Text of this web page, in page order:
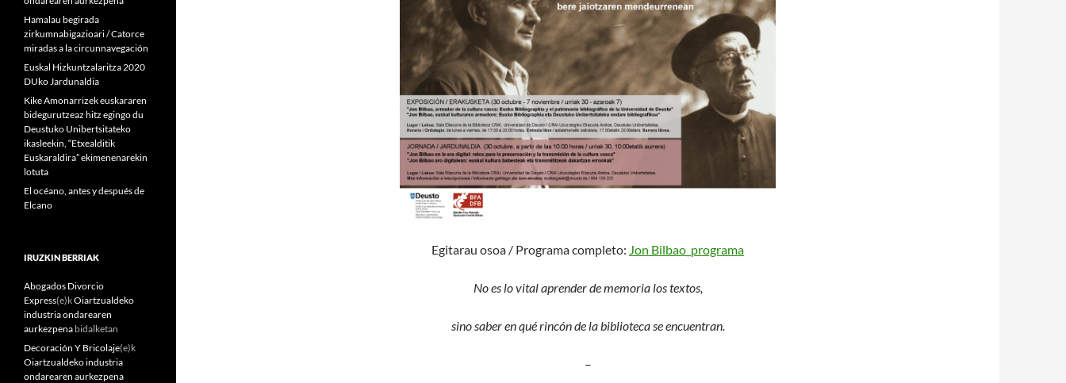
Egitarau osoa / Programa completo: Jon Bilbao_programa
No es lo vital aprender de memoria los textos,
sino saber en qué rincón de la biblioteca se encuentran.
–
Hamalau begirada
zirkumnabigazioari / Catorce
miradas a la circunnavegación
Euskal Hizkuntzalaritza 2020
DUko Jardunaldia
Kike Amonarrizek euskararen
bidegurutzeaz hitz egingo du
Deustuko Unibertsitateko
ikasleekin, “Etxealditik
Euskaraldira” ekimenenarekin
lotuta
El océano, antes y después de
Elcano
IRUZKIN BERRIAK
Abogados Divorcio
Express(e)kOiartzualdeko
industria ondarearen
aurkezpena bidalketan
Decoración Y Bricolaje(e)k
Oiartzualdeko industria
ondarearen aurkezpena